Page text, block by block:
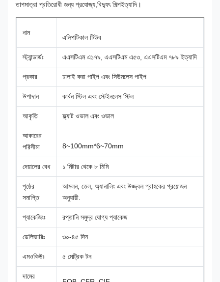
তাপমাত্রা প্রতিরোধী জন্য প্রযোজ্য,বিদ্যুৎ শিল্পইত্যাদি।
নাম
এলিপটিকাল টিউব
স্ট্যান্ডার্ডঃ এএসটিএম এ১৭৯, এএসটিএম এ৫৩, এএসটিএম ৭৮৯ ইত্যাদি
প্রকার ঢালাই করা পাইপ এবং সিউমলেস পাইপ
উপাদান কার্বন স্টিল এবং স্টেইনলেস স্টিল
আকৃতি ফ্ল্যাট ওভাল এবং ওভাল
আকারের
পরিসীমা
8~100mm*6~70mm
দেয়ালের বেধ ১ মিটার থেকে ৮ মিমি
পৃষ্ঠের
সমাপ্তি
আমলন, তেল, অ্যানালিং এবং উজ্জ্বল গ্রাহকের প্রয়োজন
অনুযায়ী.
প্যাকেজিংঃ রপ্তানি সমুদ্র যোগ্য প্যাকেজ
ডেলিভারিঃ ৩০-৪৫ দিন
এমওকিউঃ ৫ মেট্রিক টন
দামের